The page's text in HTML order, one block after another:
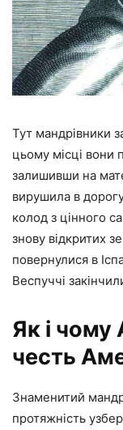
Тут мандрівники
цьому місці вони
залишивши на
вирушила в
колод з цінного
знову відкритих
повернулися в
Веспуччі
Як і чому
честь
Знаменитий
протяжність